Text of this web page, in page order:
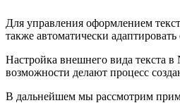
Для управления оформлением
также автоматически
Настройка внешнего вида текста
возможности делают процесс
В дальнейшем мы рассмотрим